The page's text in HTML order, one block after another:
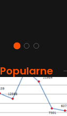
Popularne